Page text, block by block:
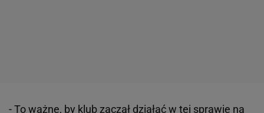
- To ważne, by klub zaczął działać w tej sprawie na